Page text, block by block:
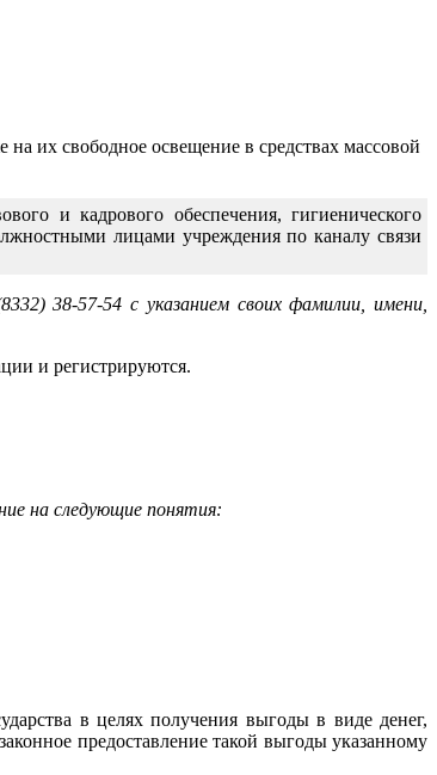
их свободное освещение в средствах массовой
и кадрового обеспечения, гигиенического
лицами учреждения по каналу связи
38-57-54 с указанием своих фамилии, имени,
и регистрируются.
на следующие понятия:
в целях получения выгоды в виде денег,
предоставление такой выгоды указанному